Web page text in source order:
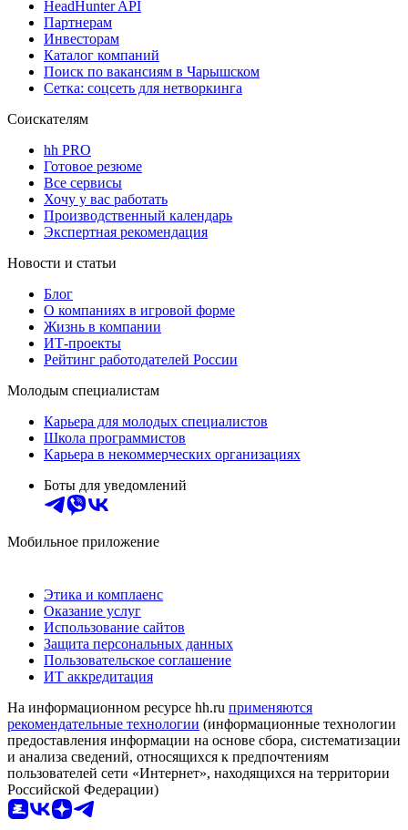
HeadHunter API
Партнерам
Инвесторам
Каталог компаний
Поиск по вакансиям в Чарышском
Сетка: соцсеть для нетворкинга
Соискателям
hh PRO
Готовое резюме
Все сервисы
Хочу у вас работать
Производственный календарь
Экспертная рекомендация
Новости и статьи
Блог
О компаниях в игровой форме
Жизнь в компании
ИТ-проекты
Рейтинг работодателей России
Молодым специалистам
Карьера для молодых специалистов
Школа программистов
Карьера в некоммерческих организациях
Боты для уведомлений
Мобильное приложение
Этика и комплаенс
Оказание услуг
Использование сайтов
Защита персональных данных
Пользовательское соглашение
ИТ аккредитация
На информационном ресурсе hh.ru применяются
рекомендательные технологии (информационные технологии
предоставления информации на основе сбора, систематизации
и анализа сведений, относящихся к предпочтениям
пользователей сети «Интернет», находящихся на территории
Российской Федерации)